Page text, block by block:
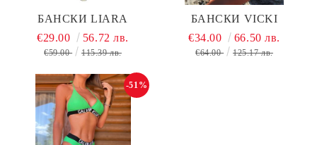
БАНСКИ LIARA
€29.00 56.72 лв.
€59.00 115.39 лв.
БАНСКИ VICKI
€34.00 66.50 лв.
€64.00 125.17 лв.
-51%